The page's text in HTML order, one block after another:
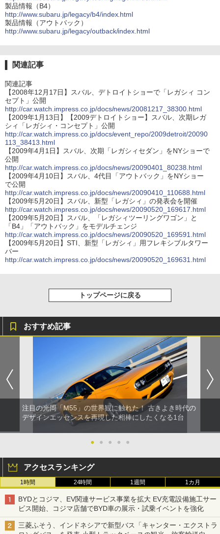
製品情報（B4）
http://www.subaru.jp/legacy/b4/index.html
製品情報（アウトバック）
http://www.subaru.jp/legacy/outback/index.html
関連記事
関連記事
【2008年12月17日】スバル、デトロイトショーで「レガシィ コン
セプト」公開
http://car.watch.impress.co.jp/docs/news/20081217_38300.html
【2009年1月13日】【2009デトロイトショー】スバル、次期レガ
シィ「レガシィ・コンセプト」公開
http://car.watch.impress.co.jp/docs/event_repo/2009detroit/20090
113_38413.html
【2009年4月1日】スバル、次期「レガシィセダン」をNYショーで
公開
http://car.watch.impress.co.jp/docs/news/20090401_80238.html
【2009年4月10日】スバル、4代目「アウトバック」をNYショー
で公開
http://car.watch.impress.co.jp/docs/news/20090410_110688.html
【2009年5月20日】スバル、新型「レガシィ」の発表会を開催
http://car.watch.impress.co.jp/docs/news/20090520_169617.html
【2009年5月20日】スバル、「レガシィツーリングワゴン」と
「B4」「アウトバック」をモデルチェンジ
http://car.watch.impress.co.jp/docs/news/20090520_169591.html
【2009年5月20日】STI、新型「レガシィ」用フレキシブルタワー
バー
http://car.watch.impress.co.jp/docs/news/20090520_169631.html
トップページに戻る
おすすめ記事
注目の光岡「M55」の世界観に触れた！ 古きよき時代の
デザインエッセンスを再現した相棒にしたくなる1台
● ● ● ● ●
アクセスランキング
1時間 24時間 1週間 1カ月
BYDとコジマ、EV関連サービス事業を拡大 EV充電設備施工サー
ビス開始、コジマ店舗でBYD車の展示・試乗イベントを強化
三菱ふそう、インドネシアで新型バス「キャンター・エクストラ